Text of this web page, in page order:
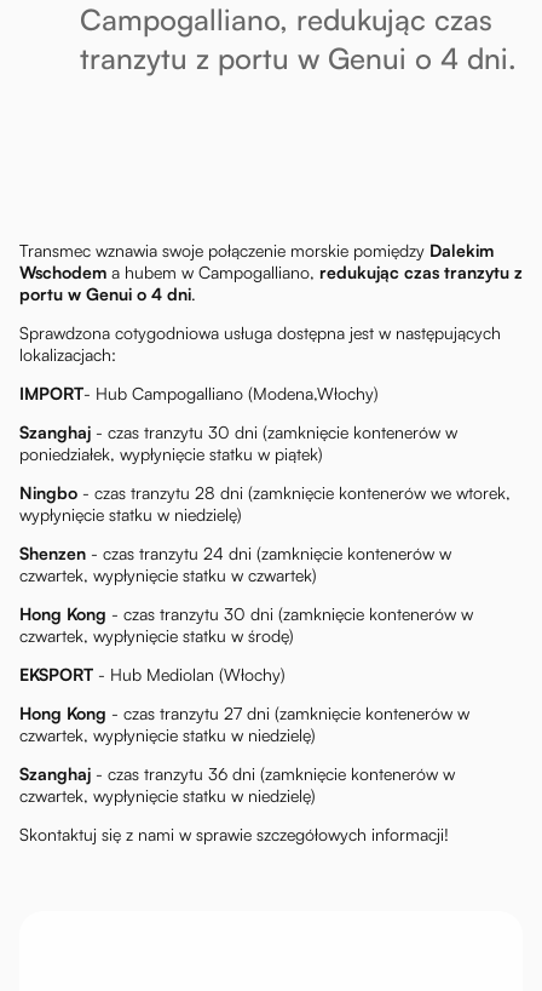
Campogalliano, redukując czas
tranzytu z portu w Genui o 4 dni.
Transmec wznawia swoje połączenie morskie pomiędzy Dalekim
Wschodem a hubem w Campogalliano, redukując czas tranzytu z
portu w Genui o 4 dni.
Sprawdzona cotygodniowa usługa dostępna jest w następujących
lokalizacjach:
IMPORT- Hub Campogalliano (Modena,Włochy)
Szanghaj - czas tranzytu 30 dni (zamknięcie kontenerów w
poniedziałek, wypłynięcie statku w piątek)
Ningbo - czas tranzytu 28 dni (zamknięcie kontenerów we wtorek,
wypłynięcie statku w niedzielę)
Shenzen - czas tranzytu 24 dni (zamknięcie kontenerów w
czwartek, wypłynięcie statku w czwartek)
Hong Kong - czas tranzytu 30 dni (zamknięcie kontenerów w
czwartek, wypłynięcie statku w środę)
EKSPORT - Hub Mediolan (Włochy)
Hong Kong - czas tranzytu 27 dni (zamknięcie kontenerów w
czwartek, wypłynięcie statku w niedzielę)
Szanghaj - czas tranzytu 36 dni (zamknięcie kontenerów w
czwartek, wypłynięcie statku w niedzielę)
Skontaktuj się z nami w sprawie szczegółowych informacji!